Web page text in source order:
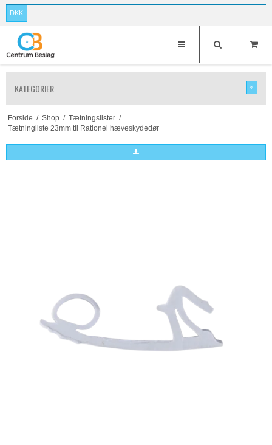
DKK
KATEGORIER
Forside / Shop / Tætningslister /
Tætningliste 23mm til Rationel hæveskydedør